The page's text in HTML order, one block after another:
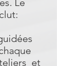
Le
et